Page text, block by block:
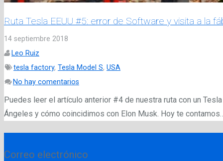
Ruta Tesla EEUU #5: error de Software y visita a la
14 septiembre 2018
Leo Ruiz
tesla factory, Tesla Model S, USA
No hay comentarios
Puedes leer el artículo anterior #4 de nuestra ruta con un
Ángeles y cómo coincidimos con Elon Musk. Hoy te
Correo electrónico